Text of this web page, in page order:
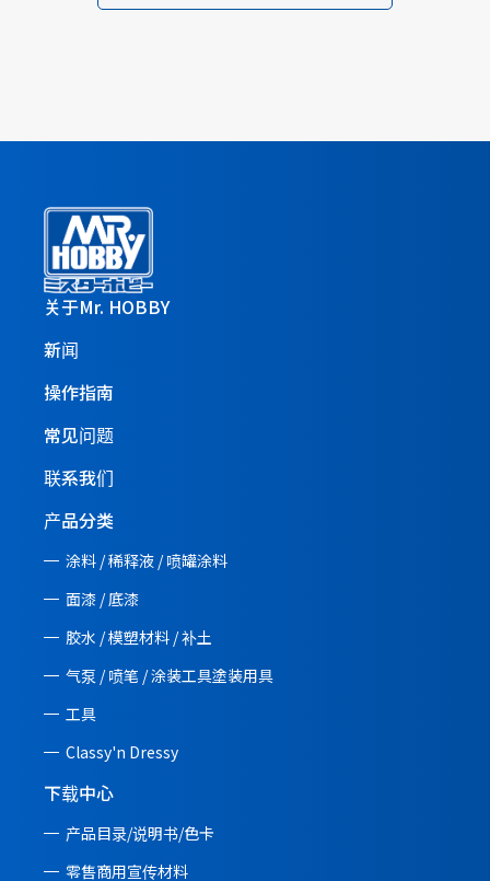
关于Mr. HOBBY
新闻
操作指南
常见问题
联系我们
产品分类
涂料 / 稀释液 / 喷罐涂料
面漆 / 底漆
胶水 / 模塑材料 / 补土
气泵 / 喷笔 / 涂装工具塗装用具
工具
Classy'n Dressy
下载中心
产品目录/说明书/色卡
零售商用宣传材料